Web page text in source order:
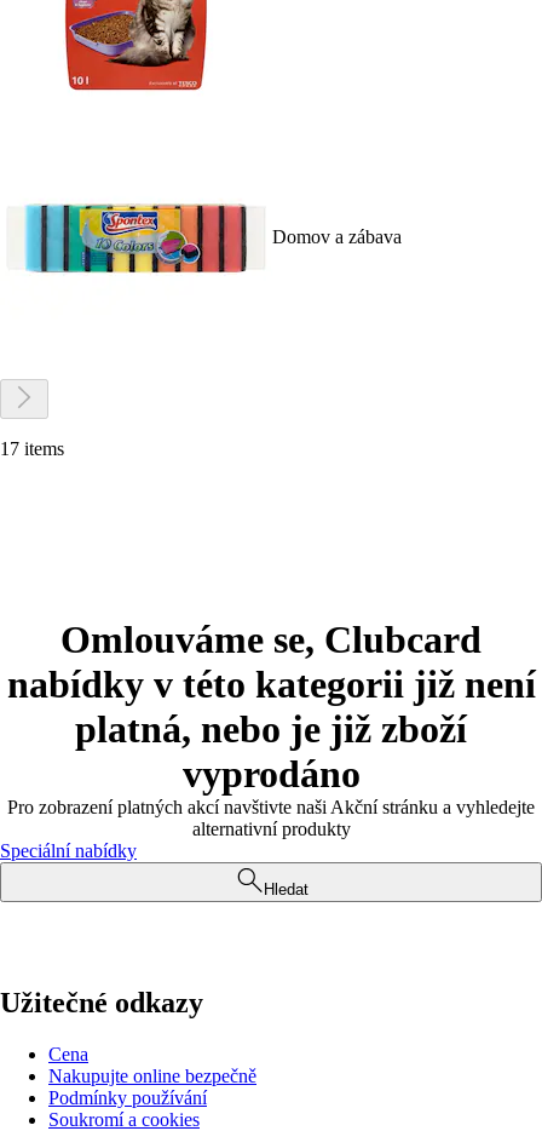
Domov a zábava
17 items
Omlouváme se, Clubcard
nabídky v této kategorii již není
platná, nebo je již zboží
vyprodáno
Pro zobrazení platných akcí navštivte naši Akční stránku a vyhledejte
alternativní produkty
Speciální nabídky
Hledat
Užitečné odkazy
Cena
Nakupujte online bezpečně
Podmínky používání
Soukromí a cookies